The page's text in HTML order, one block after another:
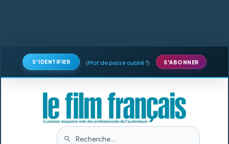
S'IDENTIFIER (Mot de passe oublié ?) S'ABONNER